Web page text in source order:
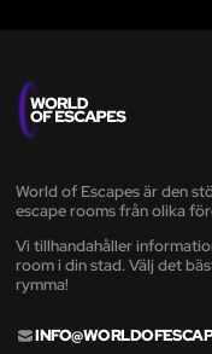
World of Escapes är den
escape rooms från olika
Vi tillhandahåller
room i din stad. Välj det
rymma!